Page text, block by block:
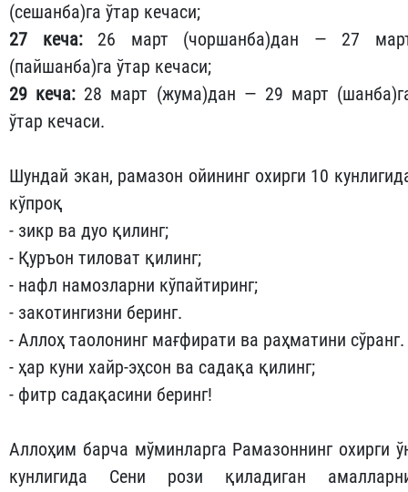
(сешанба)га ўтар кечаси;
27 кеча:26 март (чоршанба)дан — 27
(пайшанба)га ўтар кечаси;
29 кеча: 28 март (жума)дан — 29 март
ўтар кечаси.
Шундай экан, рамазон ойининг охирги 10
кўпроқ
- зикр ва дуо қилинг;
- Қуръон тиловат қилинг;
- нафл намозларни кўпайтиринг;
- закотингизни беринг.
- Аллоҳ таолонинг мағфирати ва раҳматини сўранг.
- ҳар куни хайр-эҳсон ва садақа қилинг;
- фитр садақасини беринг!
Аллоҳим барча мўминларга Рамазоннинг охирги
кунлигида Сени рози қиладиган